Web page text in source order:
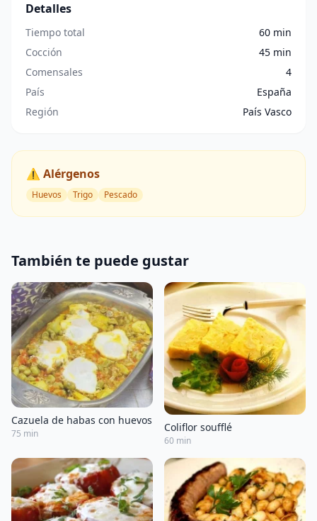
Detalles
Tiempo total
60 min
Cocción
45 min
Comensales
4
País
España
Región
País Vasco
⚠️ Alérgenos
Huevos Trigo Pescado
También te puede gustar
Cazuela de habas con huevos
75 min
Coliflor soufflé
60 min